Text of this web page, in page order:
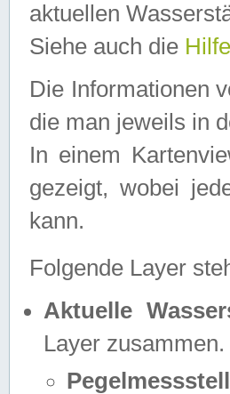
aktuellen
Siehe auch die
Die Informationen
die man jeweils in
In einem
gezeigt, wobei
kann.
Folgende Layer
Aktuelle
Layer zusammen.